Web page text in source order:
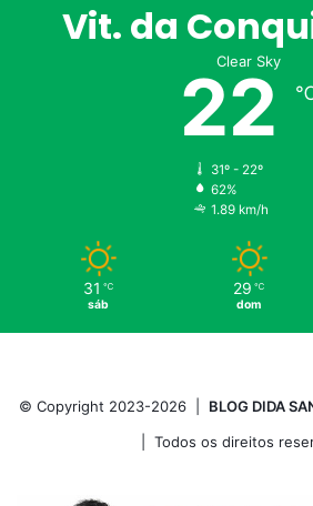
Vit. da
Clear Sky
22
31º - 22º
62%
1.89 km/h
31 ℃
sáb
29 ℃
dom
© Copyright 2023-2026 | BLOG DIDA
| Todos os direitos